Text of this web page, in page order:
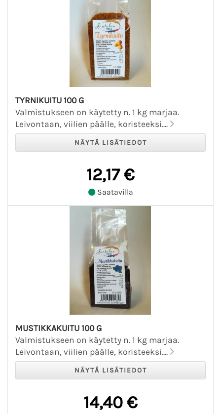
TYRNIKUITU 100 G
Valmistukseen on käytetty n. 1 kg marjaa.
Leivontaan, viilien päälle, koristeeksi....
12,17 €
Saatavilla
MUSTIKKAKUITU 100 G
Valmistukseen on käytetty n. 1 kg marjaa.
Leivontaan, viilien päälle, koristeeksi....
14,40 €